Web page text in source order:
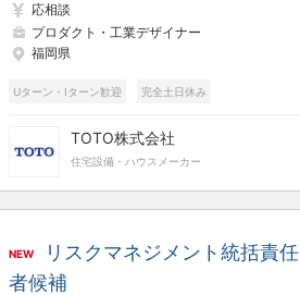
界の日常」を形にする◢ 水まわ
りを通じて「ウェルネス空間」を
創造するプライム上場企業
応相談
プロダクト・工業デザイナー
福岡県
Uターン・Iターン歓迎 完全土日休み
TOTO株式会社
住宅設備・ハウスメーカー
NEW
リスクマネジメント統括責任
者候補